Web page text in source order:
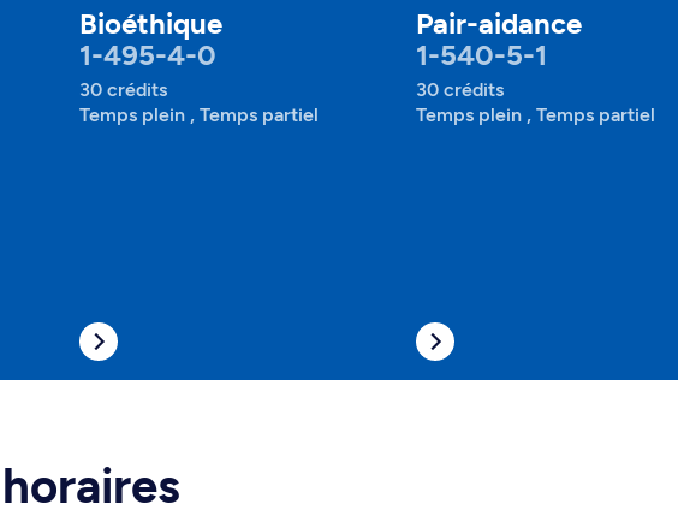
Bioéthique
1-495-4-0
30 crédits
Temps plein , Temps partiel
Pair-aidance
1-540-5-1
30 crédits
Temps plein , Temps partiel